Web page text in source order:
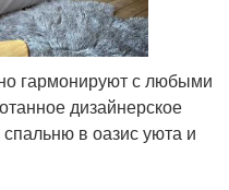
гармонируют с любыми
дизайнерское
в оазис уюта и